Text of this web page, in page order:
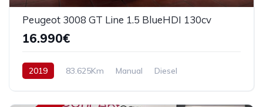
Peugeot 3008 GT Line 1.5 BlueHDI 130cv
16.990€
2019 83.625Km Manual
Diesel